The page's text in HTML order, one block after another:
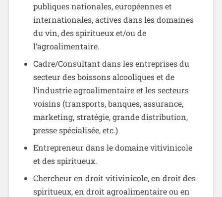
publiques nationales, européennes et
internationales, actives dans les domaines
du vin, des spiritueux et/ou de
l’agroalimentaire.
Cadre/Consultant dans les entreprises du
secteur des boissons alcooliques et de
l’industrie agroalimentaire et les secteurs
voisins (transports, banques, assurance,
marketing, stratégie, grande distribution,
presse spécialisée, etc.)
Entrepreneur dans le domaine vitivinicole
et des spiritueux.
Chercheur en droit vitivinicole, en droit des
spiritueux, en droit agroalimentaire ou en